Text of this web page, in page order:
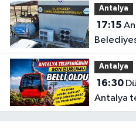
Antalya
17:15
destek
Antalya
16:30Dünya gündemine oturan
Antalya
belli oldu